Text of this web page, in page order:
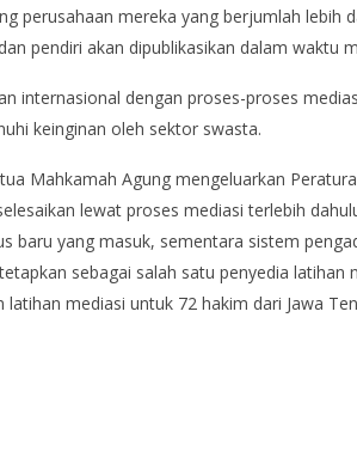
perusahaan mereka yang berjumlah lebih
pendiri akan dipublikasikan dalam waktu
internasional dengan proses-proses
keinginan oleh sektor swasta.
Mahkamah Agung mengeluarkan
lewat proses mediasi terlebih
baru yang masuk, sementara sistem
sebagai salah satu penyedia latihan
mediasi untuk 72 hakim dari Jawa